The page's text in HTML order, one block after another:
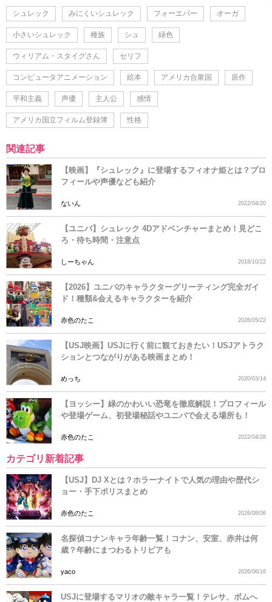
シュレック みにくいシュレック フォーエバー オーガ
小さいシュレック 種族 シュ 緑色
ウィリアム・スタイグさん セリフ
コンピュータアニメーション 絵本 アメリカ合衆国 原作
平和主義 声優 主人公 感情
アメリカ国立フィルム登録簿 性格
関連記事
【映画】『シュレック』に登場するフィオナ姫とは？プロ
フィールや声優なども紹介
ないん 2022/04/20
【ユニバ】シュレック 4Dアドベンチャーまとめ！見どこ
ろ・待ち時間・注意点
しーちゃん 2018/10/22
【2026】ユニバのキャラクターグリーティング完全ガイ
ド！種類&会えるキャラクターを紹介
赤色のたこ 2026/05/22
【USJ映画】USJに行く前に観ておきたい！USJアトラク
ションとつながりがある映画まとめ！
めっち 2020/03/14
【ヨッシー】緑のかわいい恐竜を徹底解説！プロフィール
や登場ゲーム、初登場秘話やユニバで会える場所も！
赤色のたこ 2022/04/28
カテゴリ新着記事
【USJ】DJ Xとは？ホラーナイトで人気の理由や歴代シ
ョー・手下ポリスまとめ
赤色のたこ 2026/08/06
名探偵コナンキャラ年齢一覧！コナン、安室、赤井は何
歳？年齢にまつわるトリビアも
yaco 2026/06/16
USJに登場するマリオの敵キャラ一覧！テレサ、ボムへ